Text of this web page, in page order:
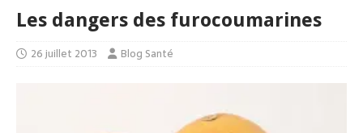
Les dangers des furocoumarines
26 juillet 2013 Blog Santé